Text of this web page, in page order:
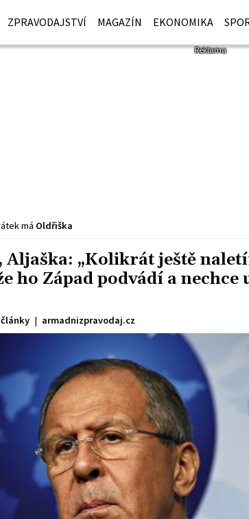
ZPRAVODAJSTVÍ MAGAZÍN EKONOMIKA
má Oldřiška
„Kolikrát ještě
ho Západ podvádí a nechce
| armadnizpravodaj.cz